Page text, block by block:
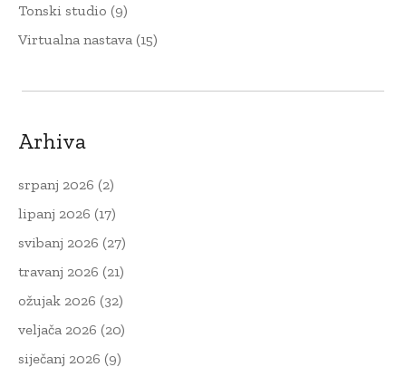
Tonski studio (9)
Virtualna nastava (15)
Arhiva
srpanj 2026 (2)
lipanj 2026 (17)
svibanj 2026 (27)
travanj 2026 (21)
ožujak 2026 (32)
veljača 2026 (20)
siječanj 2026 (9)